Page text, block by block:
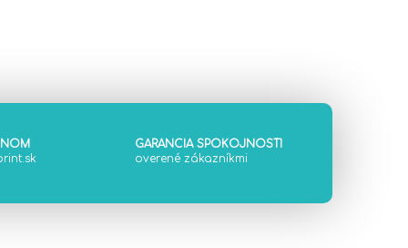
GARANCIA SPOKOJNOSTI
overené zákazníkmi